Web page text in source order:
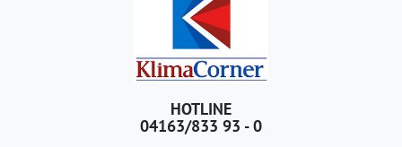
HOTLINE
04163/833 93 - 0